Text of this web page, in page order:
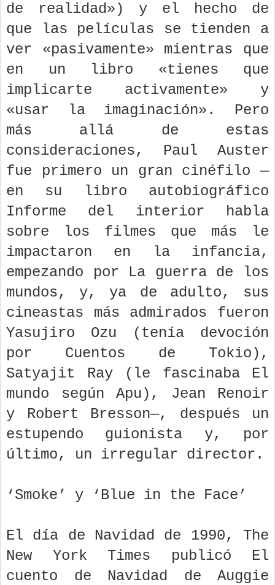
de realidad») y el hecho de
que las películas se tienden a
ver «pasivamente» mientras que
en un libro «tienes que
implicarte activamente» y
«usar la imaginación». Pero
más allá de estas
consideraciones, Paul Auster
fue primero un gran cinéfilo —
en su libro autobiográfico
Informe del interior habla
sobre los filmes que más le
impactaron en la infancia,
empezando por La guerra de los
mundos, y, ya de adulto, sus
cineastas más admirados fueron
Yasujiro Ozu (tenía devoción
por Cuentos de Tokio),
Satyajit Ray (le fascinaba El
mundo según Apu), Jean Renoir
y Robert Bresson—, después un
estupendo guionista y, por
último, un irregular director.
‘Smoke’ y ‘Blue in the Face’
El día de Navidad de 1990, The
New York Times publicó El
cuento de Navidad de Auggie